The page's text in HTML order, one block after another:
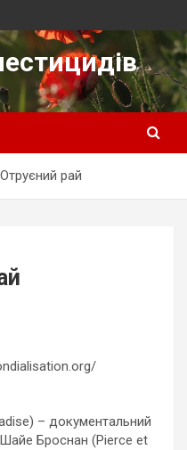
Отруєний рай
– документальний
Шайе Броснан (Pierce et